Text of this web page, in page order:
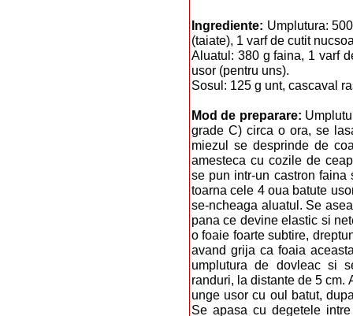
Ingrediente: Umplutura:
(taiate), 1 varf de cutit
Aluatul: 380 g faina, 1 varf
usor (pentru uns).
Sosul: 125 g unt, cascaval
Mod de preparare:
grade C) circa o ora, se
miezul se desprinde de
amesteca cu cozile de
se pun intr-un castron
toarna cele 4 oua batute
se-ncheaga aluatul. Se
pana ce devine elastic si
o foaie foarte subtire,
avand grija ca foaia
umplutura de dovleac si
randuri, la distante de 5 cm.
unge usor cu oul batut,
Se apasa cu degetele